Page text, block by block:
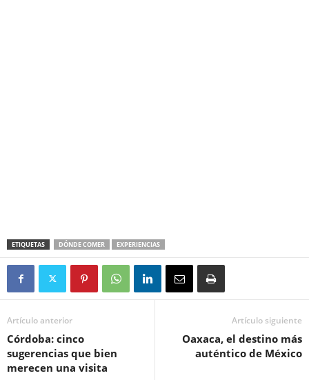
ETIQUETAS DÓNDE COMER EXPERIENCIAS
Artículo anterior
Córdoba: cinco
sugerencias que bien
merecen una visita
Artículo siguiente
Oaxaca, el destino más
auténtico de México